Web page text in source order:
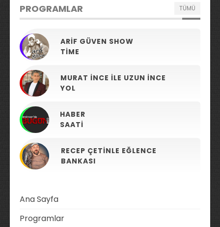
PROGRAMLAR TÜMÜ
ARIF GÜVEN SHOW
TIME
MURAT İNCE ILE UZUN İNCE
YOL
HABER
SAATI
RECEP ÇETINLE EĞLENCE
BANKASI
Ana Sayfa
Programlar